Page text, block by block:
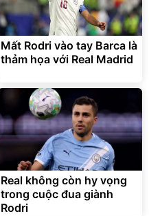
Sữa nước Ensure Abbott,
thùng 24 chai
Hàng chính hãng
Ensure
Mất Rodri vào tay Barca là
thảm họa với Real Madrid
Real không còn hy vọng
trong cuộc đua giành
Rodri